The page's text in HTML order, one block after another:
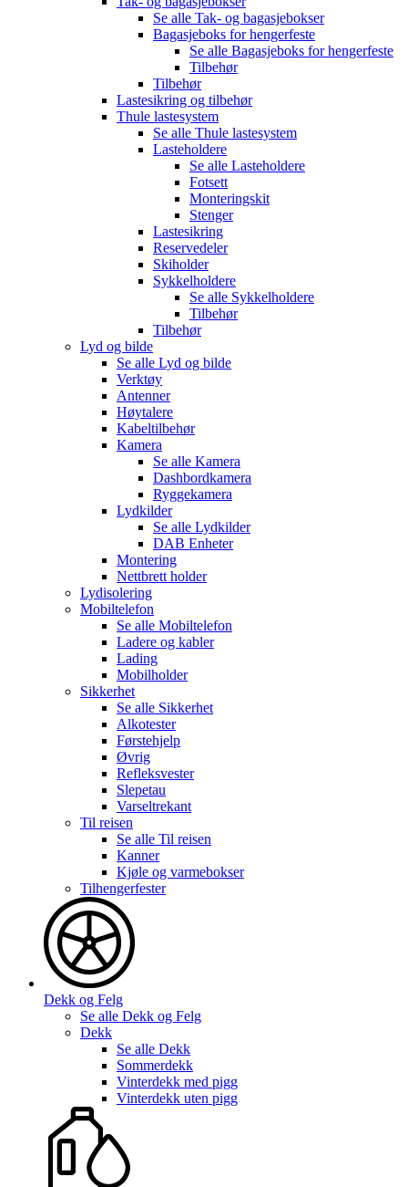
Se alle Tak- og bagasjebokser
Bagasjeboks for hengerfeste
Se alle Bagasjeboks for hengerfeste
Tilbehør
Tilbehør
Lastesikring og tilbehør
Thule lastesystem
Se alle Thule lastesystem
Lasteholdere
Se alle Lasteholdere
Fotsett
Monteringskit
Stenger
Lastesikring
Reservedeler
Skiholder
Sykkelholdere
Se alle Sykkelholdere
Tilbehør
Tilbehør
Lyd og bilde
Se alle Lyd og bilde
Verktøy
Antenner
Høytalere
Kabeltilbehør
Kamera
Se alle Kamera
Dashbordkamera
Ryggekamera
Lydkilder
Se alle Lydkilder
DAB Enheter
Montering
Nettbrett holder
Lydisolering
Mobiltelefon
Se alle Mobiltelefon
Ladere og kabler
Lading
Mobilholder
Sikkerhet
Se alle Sikkerhet
Alkotester
Førstehjelp
Øvrig
Refleksvester
Slepetau
Varseltrekant
Til reisen
Se alle Til reisen
Kanner
Kjøle og varmebokser
Tilhengerfester
Dekk og Felg
Se alle Dekk og Felg
Dekk
Se alle Dekk
Sommerdekk
Vinterdekk med pigg
Vinterdekk uten pigg